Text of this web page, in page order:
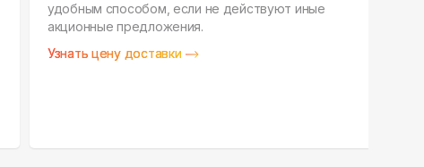
удобным способом, если не действуют иные
акционные предложения.
Узнать цену доставки